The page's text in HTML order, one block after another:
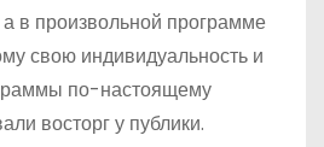
в произвольной программе
свою индивидуальность и
по-настоящему
восторг у публики.